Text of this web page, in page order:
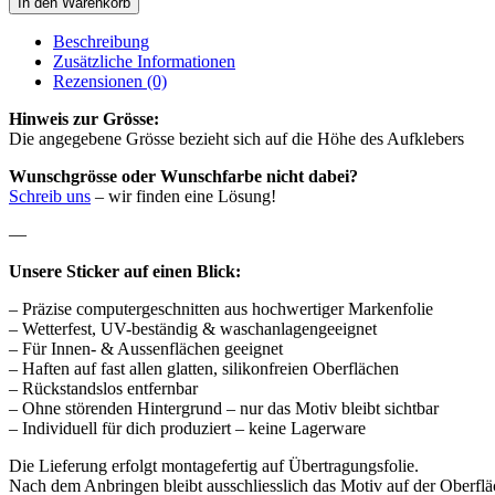
Beschreibung
Zusätzliche Informationen
Rezensionen (0)
Hinweis zur Grösse:
Die angegebene Grösse bezieht sich auf die Höhe des Aufklebers
Wunschgrösse oder Wunschfarbe nicht dabei?
Schreib uns – wir finden eine Lösung!
—
Unsere Sticker auf einen Blick:
– Präzise computergeschnitten aus hochwertiger Markenfolie
– Wetterfest, UV-beständig & waschanlagengeeignet
– Für Innen- & Aussenflächen geeignet
– Haften auf fast allen glatten, silikonfreien Oberflächen
– Rückstandslos entfernbar
– Ohne störenden Hintergrund – nur das Motiv bleibt sichtbar
– Individuell für dich produziert – keine Lagerware
Die Lieferung erfolgt montagefertig auf Übertragungsfolie.
Nach dem Anbringen bleibt ausschliesslich das Motiv auf der